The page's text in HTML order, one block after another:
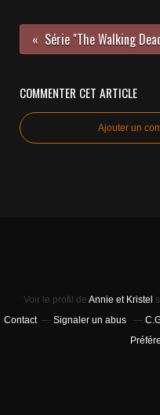
COMMENTER CET ARTICLE
Ajouter un
Voir le profil de Annie et Kristel
Contact
Signaler un abus